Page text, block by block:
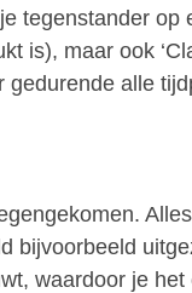
tegenstander op
is), maar ook
alle
bijvoorbeeld
waardoor je